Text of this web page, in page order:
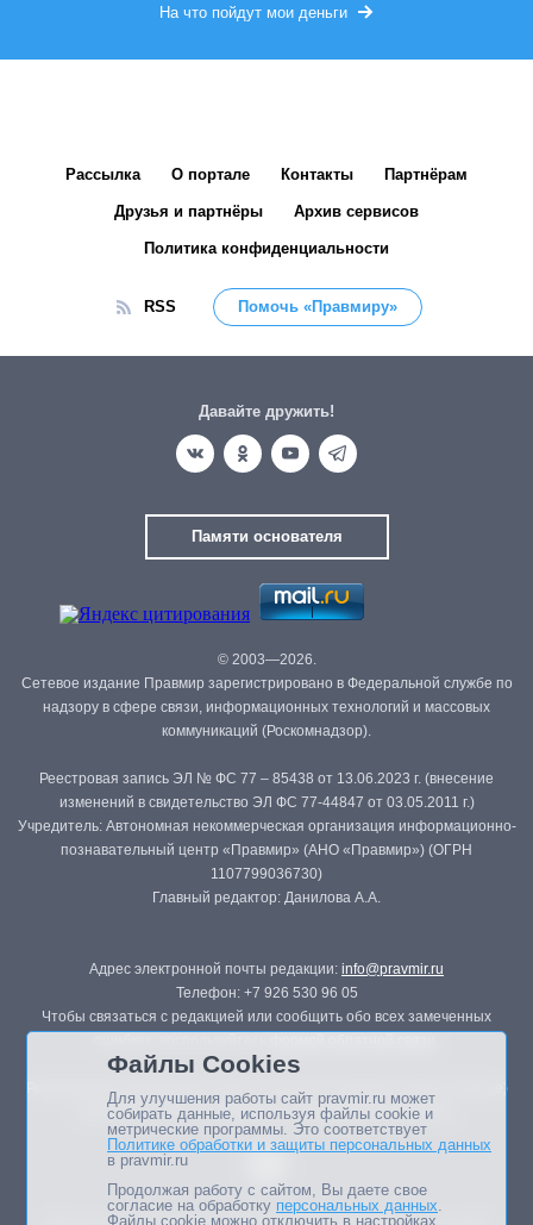
На что пойдут мои деньги
Рассылка О портале Контакты Партнёрам
Друзья и партнёры Архив сервисов
Политика конфиденциальности
RSS Помочь «Правмиру»
Давайте дружить!
Памяти основателя
© 2003—2026.
Сетевое издание Правмир зарегистрировано в Федеральной службе по
надзору в сфере связи, информационных технологий и массовых
коммуникаций (Роскомнадзор).
Реестровая запись ЭЛ № ФС 77 – 85438 от 13.06.2023 г. (внесение
изменений в свидетельство ЭЛ ФС 77-44847 от 03.05.2011 г.)
Учредитель: Автономная некоммерческая организация информационно-
познавательный центр «Правмир» (АНО «Правмир») (ОГРН
1107799036730)
Главный редактор: Данилова А.А.
Адрес электронной почты редакции: info@pravmir.ru
Телефон: +7 926 530 96 05
Чтобы связаться с редакцией или сообщить обо всех замеченных
Републикация материалов сайта в печатных изданиях (книгах, прессе)
возможна только с письменного разрешения редакции.
Файлы Cookies
Для улучшения работы сайт pravmir.ru может
собирать данные, используя файлы cookie и
метрические программы. Это соответствует
Политике обработки и защиты персональных данных
в pravmir.ru
Продолжая работу с сайтом, Вы даете свое
согласие на обработку персональных данных.
Файлы cookie можно отключить в настройках